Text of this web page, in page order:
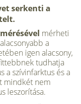
serkenti a
mérheti
a
igen alacsony,
tudhatja
a szívinfarktus és a
mindkét nem
leszorítása.